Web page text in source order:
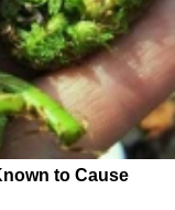
to Cause